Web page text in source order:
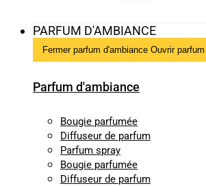
PARFUM D'AMBIANCE
Fermer parfum d'ambiance Ouvrir
Parfum d'ambiance
Bougie parfumée
Diffuseur de parfum
Parfum spray
Bougie parfumée
Diffuseur de parfum